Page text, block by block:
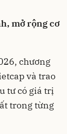
mở rộng cơ
chương
và trao
tư có giá trị
trong từng